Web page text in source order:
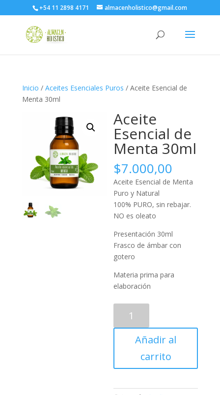
+54 11 2898 4171 almacenholistico@gmail.com
Inicio / Aceites Esenciales Puros / Aceite Esencial de
Menta 30ml
Aceite
Esencial de
Menta 30ml
$7.000,00
Aceite Esencial de Menta
Puro y Natural
100% PURO, sin rebajar.
NO es oleato
Presentación 30ml
Frasco de ámbar con
gotero
Materia prima para
elaboración
Esencial
de
cantidad
Añadir al
carrito